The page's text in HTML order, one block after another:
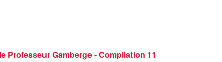
Professeur Gamberge - Compilation 11